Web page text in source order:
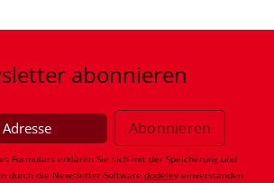
abonnieren
Formulars erklären Sie sich mit der Speicherung und
durch die Newsletter-Software dodeley einverstanden.